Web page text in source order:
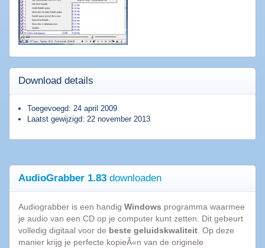
Populaire
Beveiligings
software
Filesharing
software
comprimeren
software
categorieën
Download details
Toegevoegd: 24 april 2009
Laatst gewijzigd: 22 november 2013
AudioGrabber 1.83 downloaden
Audiograbber is een handig Windows programma waarmee
je audio van een CD op je computer kunt zetten. Dit gebeurt
volledig digitaal voor de beste geluidskwaliteit . Op deze
manier krijg je perfecte kopieÃ«n van de originele